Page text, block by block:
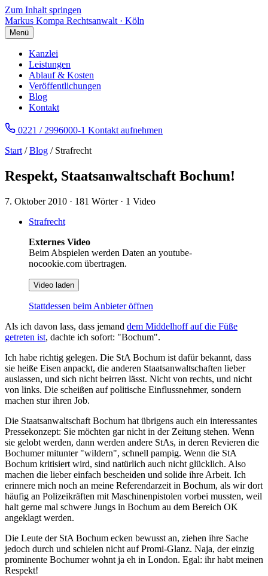
Zum Inhalt springen
Markus Kompa Rechtsanwalt · Köln
Menü
Kanzlei
Leistungen
Ablauf & Kosten
Veröffentlichungen
Blog
Kontakt
0221 / 2996000-1 Kontakt aufnehmen
Start /Blog / Strafrecht
Respekt, Staatsanwaltschaft Bochum!
7. Oktober 2010 · 181 Wörter · 1 Video
Strafrecht
Externes Video
Beim Abspielen werden Daten an youtube-
nocookie.com übertragen.
Video laden
Stattdessen beim Anbieter öffnen
Als ich davon lass, dass jemand dem Middelhoff auf die Füße
getreten ist, dachte ich sofort: "Bochum".
Ich habe richtig gelegen. Die StA Bochum ist dafür bekannt, dass
sie heiße Eisen anpackt, die anderen Staatsanwaltschaften lieber
auslassen, und sich nicht beirren lässt. Nicht von rechts, und nicht
von links. Die scheißen auf politische Einflussnehmer, sondern
machen stur ihren Job.
Die Staatsanwaltschaft Bochum hat übrigens auch ein interessantes
Pressekonzept: Sie möchten gar nicht in der Zeitung stehen. Wenn
sie gelobt werden, dann werden andere StAs, in deren Revieren die
Bochumer mitunter "wildern", schnell pampig. Wenn die StA
Bochum kritisiert wird, sind natürlich auch nicht glücklich. Also
machen die lieber einfach bescheiden und solide ihre Arbeit. Ich
erinnere mich noch an meine Referendarzeit in Bochum, als wir dort
häufig an Polizeikräften mit Maschinenpistolen vorbei mussten, weil
halt gerne mal schwere Jungs in Bochum au dem Bereich OK
angeklagt werden.
Die Leute der StA Bochum ecken bewusst an, ziehen ihre Sache
jedoch durch und schielen nicht auf Promi-Glanz. Naja, der einzig
prominente Bochumer wohnt ja eh in London. Egal: ihr habt meinen
Respekt!